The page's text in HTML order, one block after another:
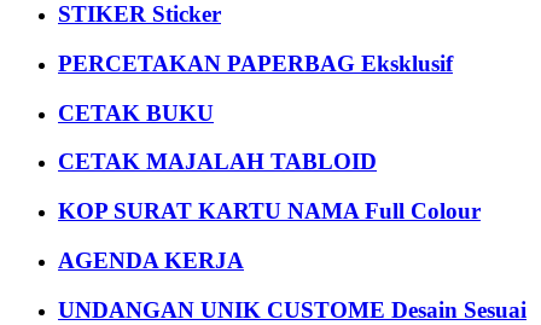
STIKER Sticker
PERCETAKAN PAPERBAG Eksklusif
CETAK BUKU
CETAK MAJALAH TABLOID
KOP SURAT KARTU NAMA Full Colour
AGENDA KERJA
UNDANGAN UNIK CUSTOME Desain Sesuai